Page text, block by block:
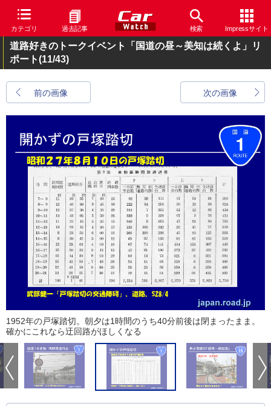
カテゴリ 過去記事 検索 Impressサイト
道路好きのトークイベント「国道の昼～美知は続くよ」リ
ポート(11/43)
前の画像 次の画像
1952年の戸塚踏切。朝夕は1時間のうち40分前後は閉まったまま。
確かにこれなら迂回路がほしくなる